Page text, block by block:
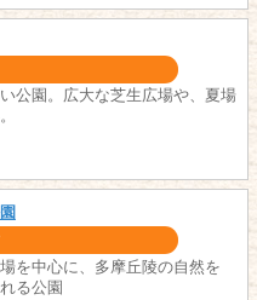
公園。広大な芝生広場や、夏場
を中心に、多摩丘陵の自然を
る公園